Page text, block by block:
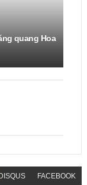
quang Hoa
FACEBOOK